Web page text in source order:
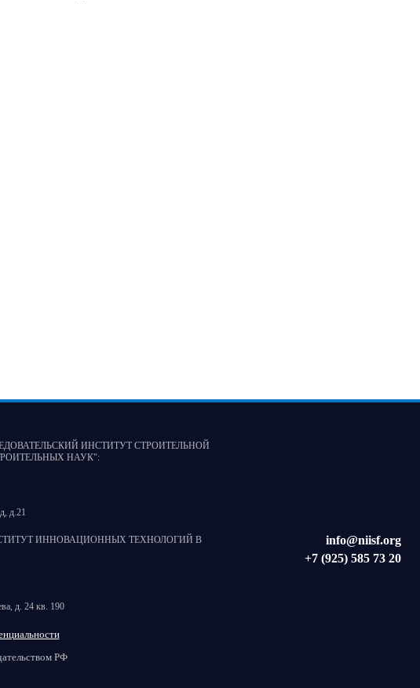
ИНСТИТУТ СТРОИТЕЛЬНОЙ
НАУК":
д.21
ИННОВАЦИОННЫХ ТЕХНОЛОГИЙ В
д. 24 кв. 190
РФ
info@niisf.org
+7 (925) 585 73 20